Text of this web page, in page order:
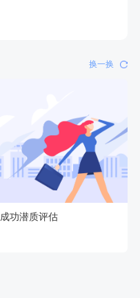
换一换
成功潜质评估